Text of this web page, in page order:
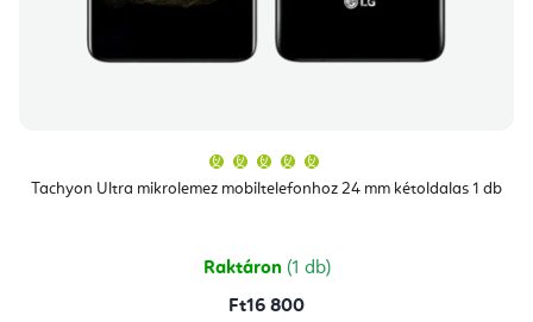
Tachyon Ultra mikrolemez mobiltelefonhoz 24 mm kétoldalas 1 db
átlagos
értékelése
csillag.
Raktáron (1 db)
Ft16 800